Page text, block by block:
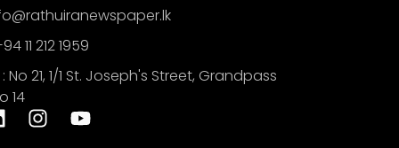
11 212 1959
No 21, 1/1 St. Joseph's Street, Grandpass
14